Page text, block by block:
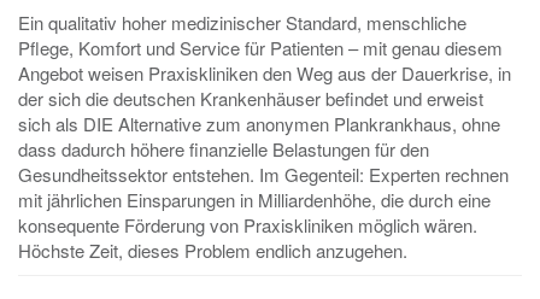
Ein qualitativ hoher medizinischer Standard, menschliche
Pflege, Komfort und Service für Patienten – mit genau diesem
Angebot weisen Praxiskliniken den Weg aus der Dauerkrise, in
der sich die deutschen Krankenhäuser befindet und erweist
sich als DIE Alternative zum anonymen Plankrankhaus, ohne
dass dadurch höhere finanzielle Belastungen für den
Gesundheitssektor entstehen. Im Gegenteil: Experten rechnen
mit jährlichen Einsparungen in Milliardenhöhe, die durch eine
konsequente Förderung von Praxiskliniken möglich wären.
Höchste Zeit, dieses Problem endlich anzugehen.